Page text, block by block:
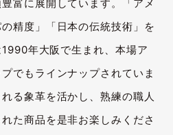
富に展開しています。「アメ
精度」「日本の伝統技術」を
年大阪で生まれ、本場ア
でもラインナップされていま
る象革を活かし、熟練の職人
た商品を是非お楽しみくださ